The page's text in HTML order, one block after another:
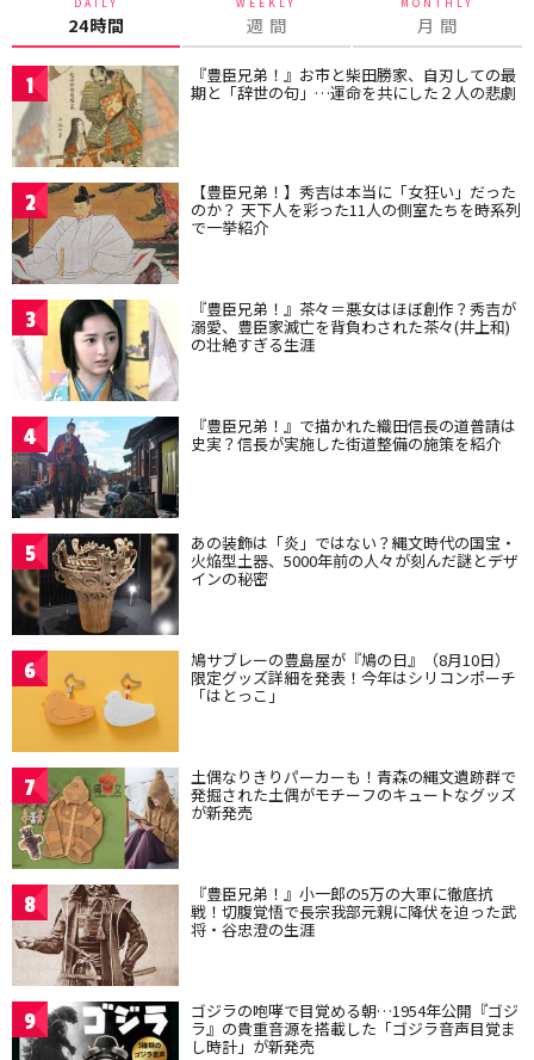
24時間 週 間 月 間
1 『豊臣兄弟！』お市と柴田勝家、自刃しての最
期と「辞世の句」…運命を共にした２人の悲劇
2 【豊臣兄弟！】秀吉は本当に「女狂い」だった
のか？ 天下人を彩った11人の側室たちを時系列
で一挙紹介
3 『豊臣兄弟！』茶々＝悪女はほぼ創作？秀吉が
溺愛、豊臣家滅亡を背負わされた茶々(井上和)
の壮絶すぎる生涯
4 『豊臣兄弟！』で描かれた織田信長の道普請は
史実？信長が実施した街道整備の施策を紹介
5 あの装飾は「炎」ではない？縄文時代の国宝・
火焔型土器、5000年前の人々が刻んだ謎とデザ
インの秘密
6 鳩サブレーの豊島屋が『鳩の日』（8月10日）
限定グッズ詳細を発表！今年はシリコンポーチ
「はとっこ」
7 土偶なりきりパーカーも！青森の縄文遺跡群で
発掘された土偶がモチーフのキュートなグッズ
が新発売
8 『豊臣兄弟！』小一郎の5万の大軍に徹底抗
戦！切腹覚悟で長宗我部元親に降伏を迫った武
将・谷忠澄の生涯
9 ゴジラの咆哮で目覚める朝…1954年公開『ゴジ
ラ』の貴重音源を搭載した「ゴジラ音声目覚ま
し時計」が新発売